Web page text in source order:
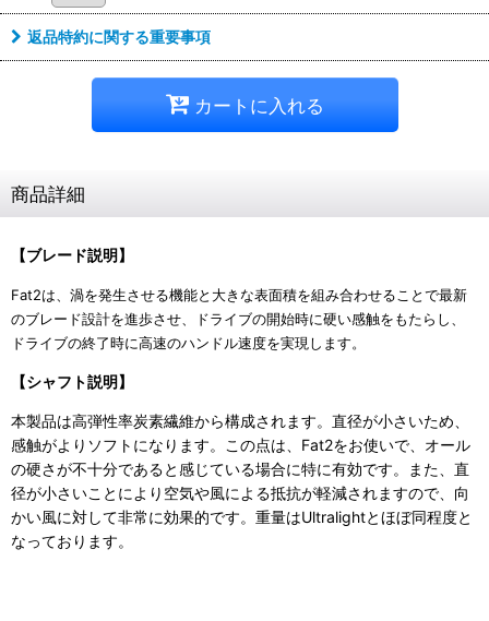
返品特約に関する重要事項
カートに入れる
商品詳細
【ブレード説明】
Fat2は、渦を発生させる機能と大きな表面積を組み合わせることで最新
のブレード設計を進歩させ、ドライブの開始時に硬い感触をもたらし、
ドライブの終了時に高速のハンドル速度を実現します。
【シャフト説明】
本製品は高弾性率炭素繊維から構成されます。直径が小さいため、
感触がよりソフトになります。この点は、Fat2をお使いで、オール
の硬さが不十分であると感じている場合に特に有効です。また、直
径が小さいことにより空気や風による抵抗が軽減されますので、向
かい風に対して非常に効果的です。重量はUltralightとほぼ同程度と
なっております。